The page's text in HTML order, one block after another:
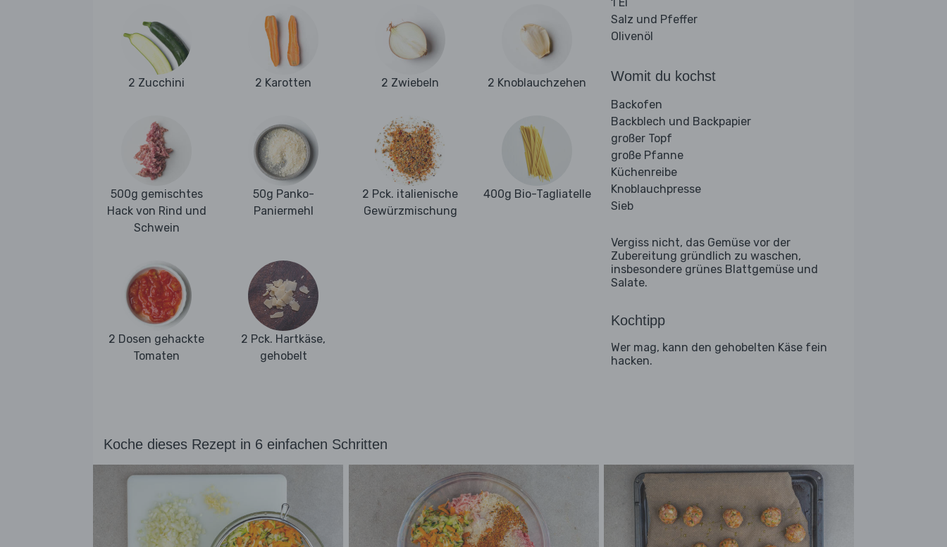
2 Zucchini 2 Karotten 2 Zwiebeln 2 Knoblauchzehen
500g gemischtes
Hack von Rind und
Schwein
50g Panko-
Paniermehl
2 Pck. italienische
Gewürzmischung
400g Bio-Tagliatelle
2 Dosen gehackte
Tomaten
2 Pck. Hartkäse,
gehobelt
1 Ei
Salz und Pfeffer
Olivenöl
Womit du kochst
Backofen
Backblech und Backpapier
großer Topf
große Pfanne
Küchenreibe
Knoblauchpresse
Sieb
Vergiss nicht, das Gemüse vor der
Zubereitung gründlich zu waschen,
insbesondere grünes Blattgemüse und
Salate.
Kochtipp
Wer mag, kann den gehobelten Käse fein
hacken.
Koche dieses Rezept in 6 einfachen Schritten